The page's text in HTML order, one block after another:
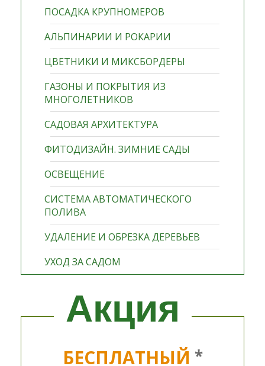
ПОСАДКА КРУПНОМЕРОВ
АЛЬПИНАРИИ И РОКАРИИ
ЦВЕТНИКИ И МИКСБОРДЕРЫ
ГАЗОНЫ И ПОКРЫТИЯ ИЗ
МНОГОЛЕТНИКОВ
САДОВАЯ АРХИТЕКТУРА
ФИТОДИЗАЙН. ЗИМНИЕ САДЫ
ОСВЕЩЕНИЕ
СИСТЕМА АВТОМАТИЧЕСКОГО
ПОЛИВА
УДАЛЕНИЕ И ОБРЕЗКА ДЕРЕВЬЕВ
УХОД ЗА САДОМ
Акция
БЕСПЛАТНЫЙ *